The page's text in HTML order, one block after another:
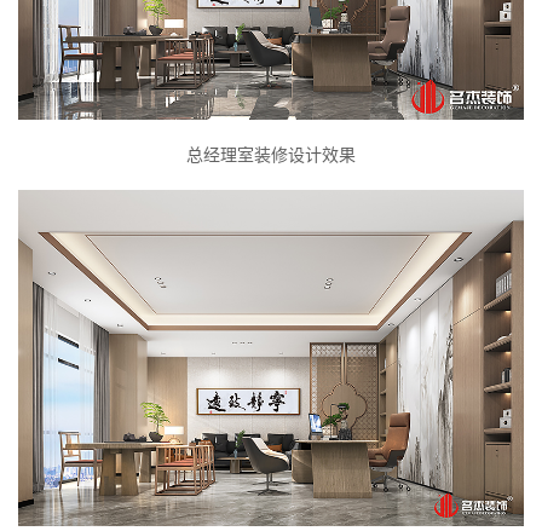
总经理室装修设计效果